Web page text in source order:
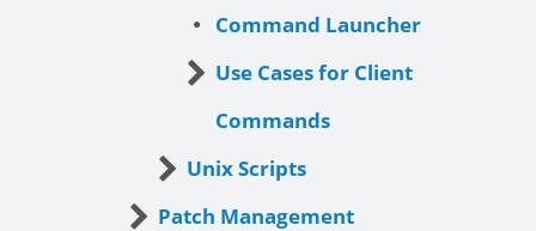
Command Launcher
Use Cases for Client
Commands
Unix Scripts
Patch Management